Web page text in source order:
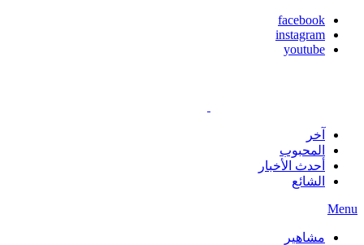
facebook
instagram
youtube
آخر
المحبوب
أحدث الأخبار
الشائع
Menu
مشاهير